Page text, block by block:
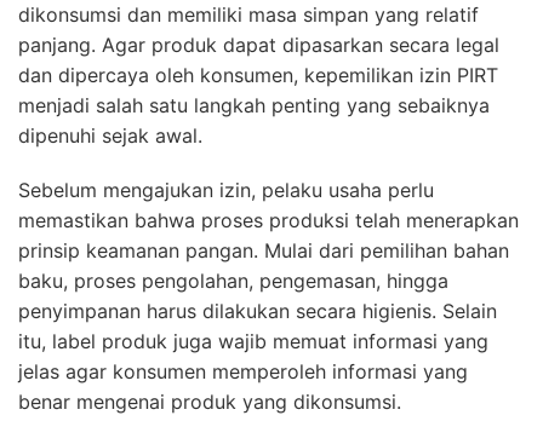
dikonsumsi dan memiliki masa simpan yang relatif
panjang. Agar produk dapat dipasarkan secara legal
dan dipercaya oleh konsumen, kepemilikan izin PIRT
menjadi salah satu langkah penting yang sebaiknya
dipenuhi sejak awal.
Sebelum mengajukan izin, pelaku usaha perlu
memastikan bahwa proses produksi telah menerapkan
prinsip keamanan pangan. Mulai dari pemilihan bahan
baku, proses pengolahan, pengemasan, hingga
penyimpanan harus dilakukan secara higienis. Selain
itu, label produk juga wajib memuat informasi yang
jelas agar konsumen memperoleh informasi yang
benar mengenai produk yang dikonsumsi.